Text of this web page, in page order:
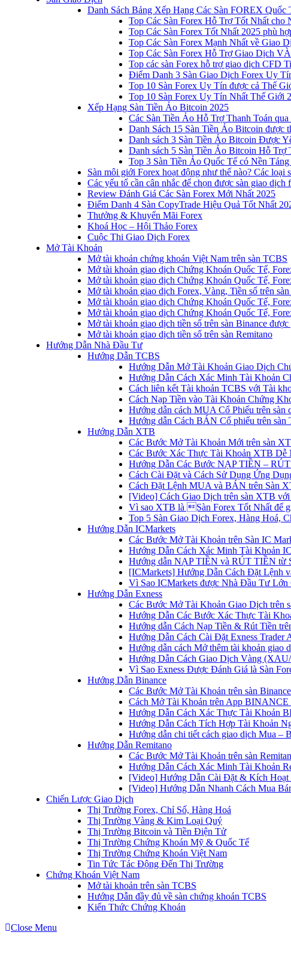
Danh Sách Bảng Xếp Hạng Các Sàn FOREX Quốc
Top Các Sàn Forex Hỗ Trợ Tốt Nhất cho
Top Các Sàn Forex Tốt Nhất 2025 phù
Top Các Sàn Forex Mạnh Nhất về Giao
Top Các Sàn Forex Hỗ Trợ Giao Dịch
Top các sàn Forex hỗ trợ giao dịch CFD
Điểm Danh 3 Sàn Giao Dịch Forex Uy
Top 10 Sàn Forex Uy Tín được cả Thế
Top 10 Sàn Forex Uy Tín Nhất Thế Giới
Xếp Hạng Sàn Tiền Ảo Bitcoin 2025
Các Sàn Tiền Ảo Hỗ Trợ Thanh Toán
Danh Sách 15 Sàn Tiền Ảo Bitcoin được
Danh sách 3 Sàn Tiền Ảo Bitcoin Được
Danh sách 5 Sàn Tiền Ảo Bitcoin Hỗ Trợ
Top 3 Sàn Tiền Ảo Quốc Tế có Nền
Sàn môi giới Forex hoạt động như thế nào? Các loại
Các yếu tố cần cân nhắc để chọn được sàn giao dịch
Review Đánh Giá Các Sàn Forex Mới Nhất 2025
Điểm Danh 4 Sàn CopyTrade Hiệu Quả Tốt Nhất
Thưởng & Khuyến Mãi Forex
Khoá Học – Hội Thảo Forex
Cuộc Thi Giao Dịch Forex
Mở Tài Khoản
Mở tài khoản chứng khoán Việt Nam trên sàn TCBS
Mở tài khoản giao dịch Chứng Khoán Quốc Tế,
Mở tài khoản giao dịch Chứng Khoán Quốc Tế,
Mở tài khoản giao dịch Forex, Vàng, Tiền số trên sàn
Mở tài khoản giao dịch Chứng Khoán Quốc Tế,
Mở tài khoản giao dịch Chứng Khoán Quốc Tế,
Mở tài khoản giao dịch tiền số trên sàn Binance
Mở tài khoản giao dịch tiền số trên sàn Remitano
Hướng Dẫn Nhà Đầu Tư
Hướng Dẫn TCBS
Hướng Dẫn Mở Tài Khoản Giao Dịch
Hướng Dẫn Cách Xác Minh Tài Khoản
Cách liên kết Tài khoản TCBS với Tài
Cách Nạp Tiền vào Tài Khoản Chứng
Hướng dẫn cách MUA Cổ Phiếu trên sàn
Hướng dẫn Cách BÁN Cổ phiếu trên
Hướng Dẫn XTB
Các Bước Mở Tài Khoản Mới trên sàn
Các Bước Xác Thực Tài Khoản XTB Dễ
Hướng Dẫn Các Bước NẠP TIỀN –
Cách Cài Đặt và Cách Sử Dụng Ứng
Cách Đặt Lệnh MUA và BÁN trên Sàn
[Video] Cách Giao Dịch trên sàn XTB với
Vì sao XTB là Sàn Forex Tốt Nhất để
Top 5 Sàn Giao Dịch Forex, Hàng Hoá,
Hướng Dẫn ICMarkets
Các Bước Mở Tài Khoản trên Sàn IC
Hướng Dẫn Cách Xác Minh Tài Khoản
Hướng dẫn NẠP TIỀN và RÚT TIỀN từ
[ICMarkets] Hướng Dẫn Cách Đặt Lệnh
Vì Sao ICMarkets được Nhà Đầu Tư Lớn
Hướng Dẫn Exness
Các Bước Mở Tài Khoản Giao Dịch trên
Hướng Dẫn Các Bước Xác Thực Tài
Hướng dẫn Cách Nạp Tiền & Rút Tiền
Hướng Dẫn Cách Cài Đặt Exness Trader
Hướng dẫn cách Mở thêm tài khoản giao
Hướng Dẫn Cách Giao Dịch Vàng
Vì Sao Exness Được Đánh Giá là Sàn
Hướng Dẫn Binance
Các Bước Mở Tài Khoản trên sàn
Cách Mở Tài Khoản trên App
Hướng Dẫn Cách Xác Thực Tài Khoản
Hướng Dẫn Cách Tích Hợp Tài Khoản
Hướng dẫn chi tiết cách giao dịch Mua –
Hướng Dẫn Remitano
Các Bước Mở Tài Khoản trên sàn
Hướng Dẫn Cách Xác Minh Tài Khoản
[Video] Hướng Dẫn Cài Đặt & Kích Hoạt
[Video] Hướng Dẫn Nhanh Cách Mua
Chiến Lược Giao Dịch
Thị Trường Forex, Chỉ Số, Hàng Hoá
Thị Trường Vàng & Kim Loại Quý
Thị Trường Bitcoin và Tiền Điện Tử
Thị Trường Chứng Khoán Mỹ & Quốc Tế
Thị Trường Chứng Khoán Việt Nam
Tin Tức Tác Động Đến Thị Trường
Chứng Khoán Việt Nam
Mở tài khoản trên sàn TCBS
Hướng Dẫn đầy đủ về sàn chứng khoán TCBS
Kiến Thức Chứng Khoán
Close Menu